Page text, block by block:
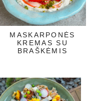
MASKARPONĖS
KREMAS SU
BRAŠKĖMIS